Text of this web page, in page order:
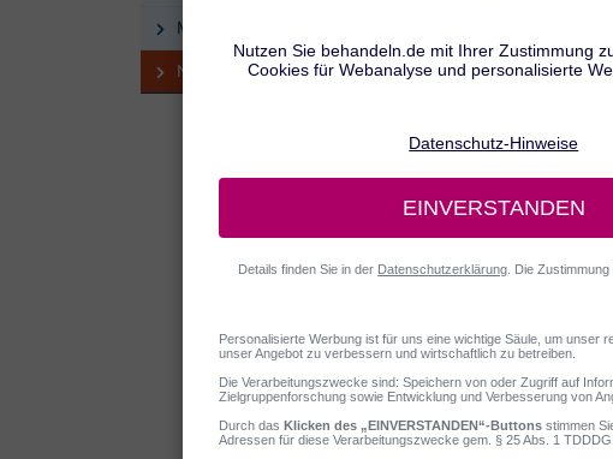
Mittel gegen Nagelpilz
Nagelpilz: Hausmittel